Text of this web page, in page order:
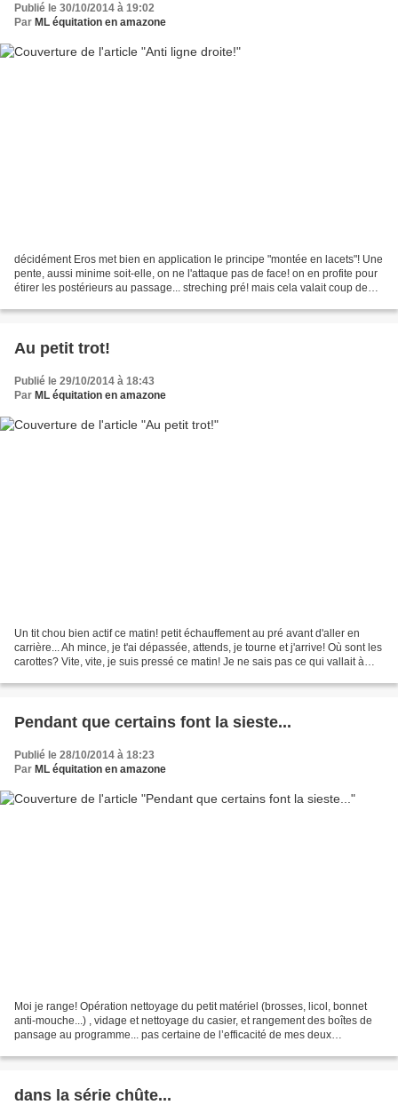
Publié le 30/10/2014 à 19:02
Par ML équitation en amazone
décidément Eros met bien en application le principe "montée en lacets"! Une
pente, aussi minime soit-elle, on ne l'attaque pas de face! on en profite pour
étirer les postérieurs au passage... streching pré! mais cela valait coup de
Au petit trot!
Publié le 29/10/2014 à 18:43
Par ML équitation en amazone
Un tit chou bien actif ce matin! petit échauffement au pré avant d'aller en
carrière... Ah mince, je t'ai dépassée, attends, je tourne et j'arrive! Où sont les
carottes? Vite, vite, je suis pressé ce matin! Je ne sais pas ce qui vallait à
Pendant que certains font la sieste...
Publié le 28/10/2014 à 18:23
Par ML équitation en amazone
Moi je range! Opération nettoyage du petit matériel (brosses, licol, bonnet
anti-mouche...) , vidage et nettoyage du casier, et rangement des boîtes de
pansage au programme... pas certaine de l’efficacité de mes deux
dans la série chûte...